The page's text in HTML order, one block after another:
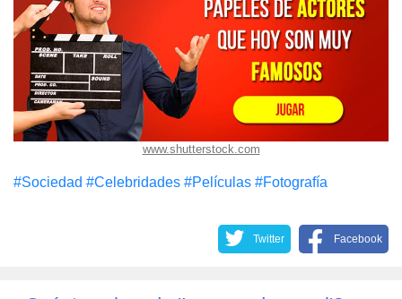
www.shutterstock.com
#Sociedad #Celebridades #Películas #Fotografía
Twitter Facebook